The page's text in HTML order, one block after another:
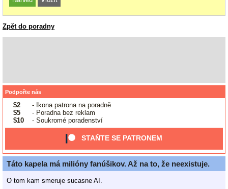
Zpět do poradny
Podpořte nás
$2
- Ikona patrona na poradně
$5
- Poradna bez reklam
$10
- Soukromé poradenství
STAŇTE SE PATRONEM
Táto kapela má milióny fanúšikov. Až na to, že neexistuje.
O tom kam smeruje sucasne AI.